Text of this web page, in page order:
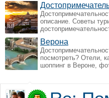
описание. Советы
Верона
посмотреть? Отели,
шоппинг в Вероне,